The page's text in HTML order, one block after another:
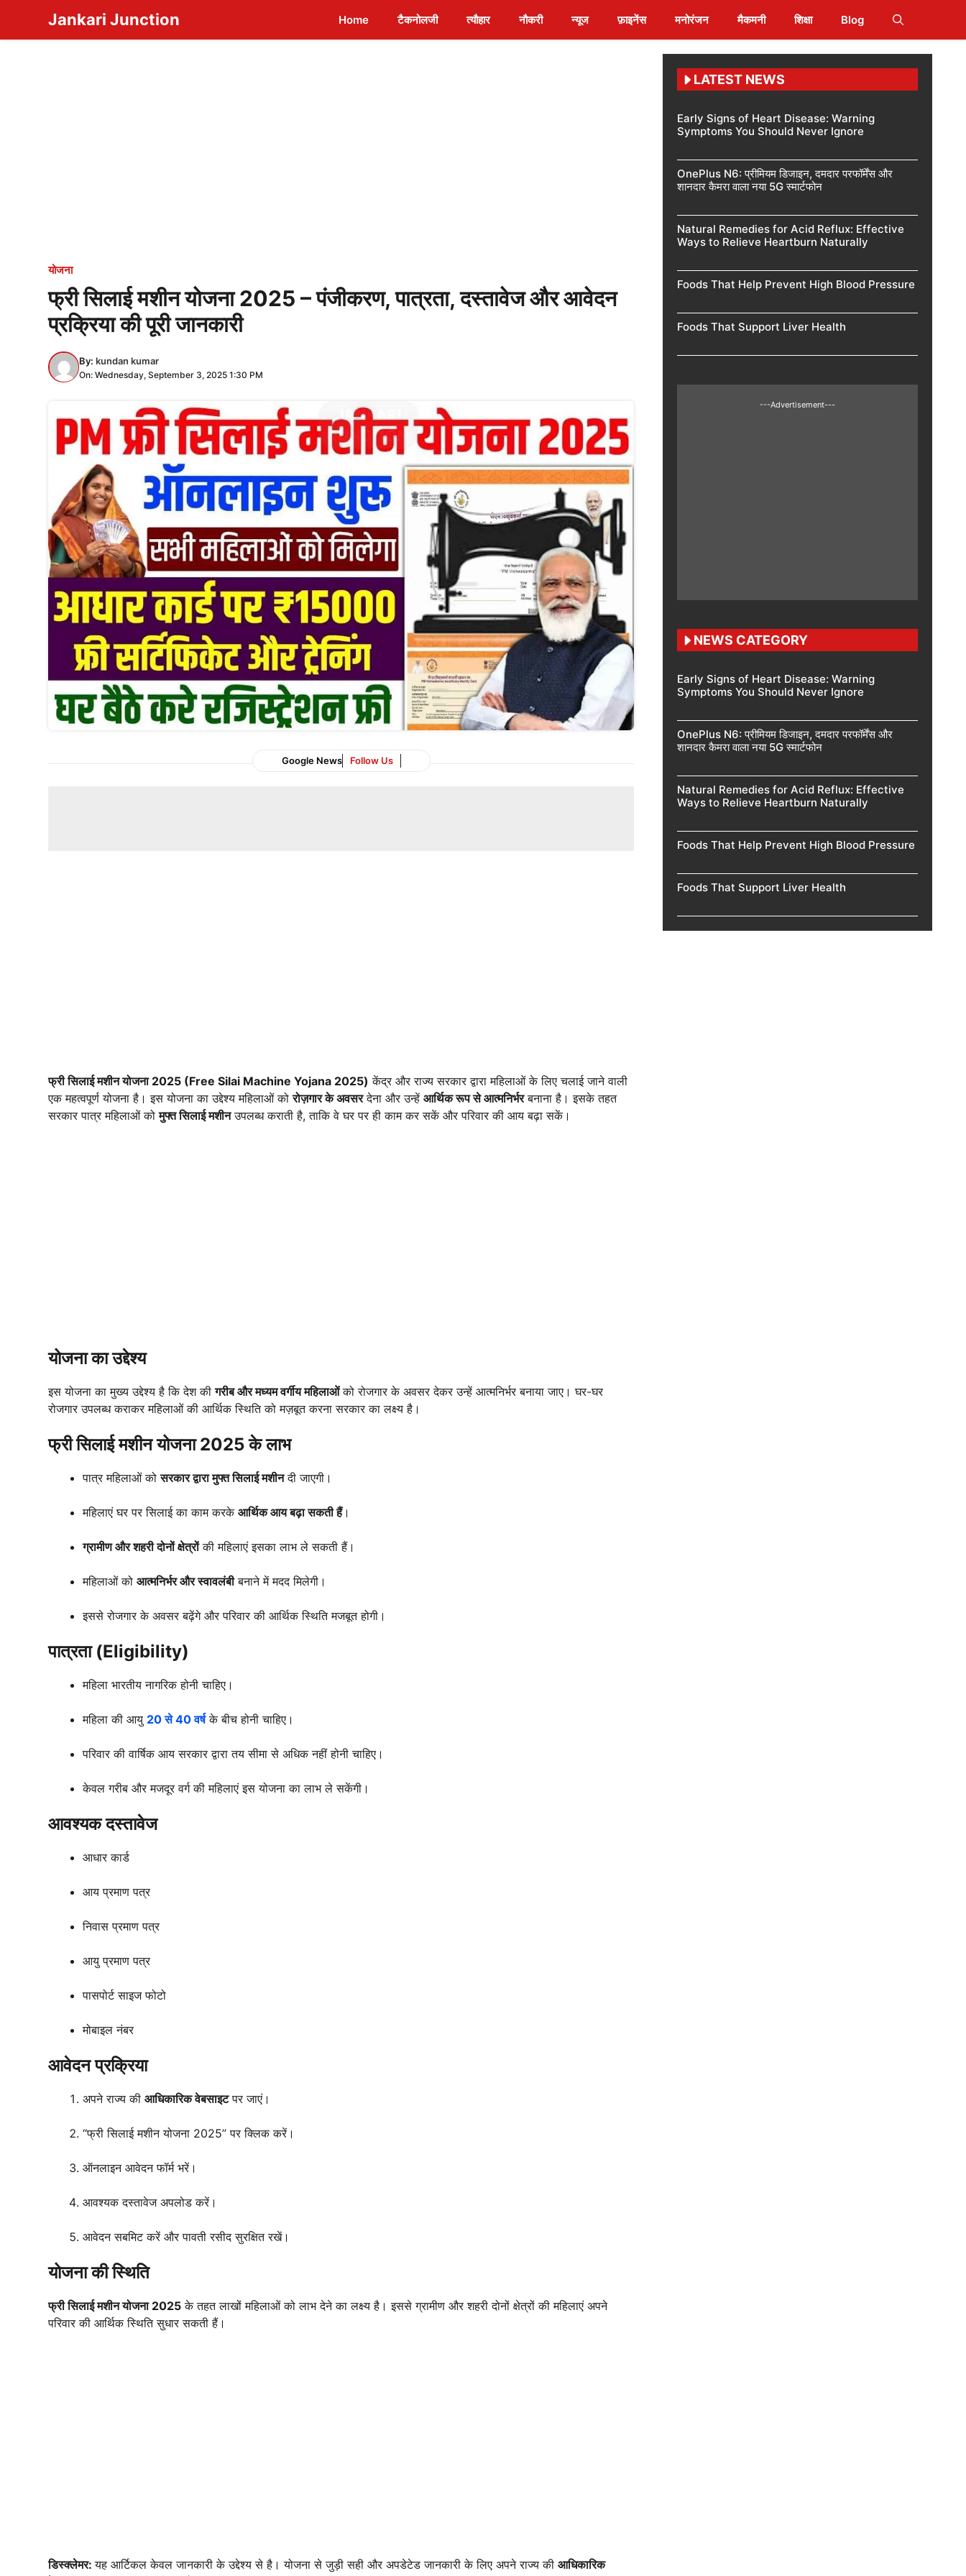
content
Jankari Junction Home टैकनोलजी त्यौहार नौकरी न्यूज फ़ाइनेंस मनोरंजन मैकमनी शिक्षा Blog
योजना
फ्री सिलाई मशीन योजना 2025 – पंजीकरण, पात्रता, दस्तावेज और आवेदन
प्रक्रिया की पूरी जानकारी
By: kundan kumar
On: Wednesday, September 3, 2025 1:30 PM
Google News Follow Us
फ्री सिलाई मशीन योजना 2025 (Free Silai Machine Yojana 2025) केंद्र और राज्य सरकार द्वारा महिलाओं के लिए चलाई जाने वाली
एक महत्वपूर्ण योजना है। इस योजना का उद्देश्य महिलाओं कोरोज़गार के अवसरदेना और उन्हें आर्थिक रूप से आत्मनिर्भरबनाना है। इसके तहत
सरकार पात्र महिलाओं कोमुफ्त सिलाई मशीनउपलब्ध कराती है, ताकि वे घर पर ही काम कर सकें और परिवार की आय बढ़ा सकें।
योजना का उद्देश्य
इस योजना का मुख्य उद्देश्य है कि देश कीगरीब और मध्यम वर्गीय महिलाओंको रोजगार के अवसर देकर उन्हें आत्मनिर्भर बनाया जाए। घर-घर
रोजगार उपलब्ध कराकर महिलाओं की आर्थिक स्थिति को मज़बूत करना सरकार का लक्ष्य है।
फ्री सिलाई मशीन योजना 2025 के लाभ
पात्र महिलाओं कोसरकार द्वारा मुफ्त सिलाई मशीनदी जाएगी।
महिलाएं घर पर सिलाई का काम करके आर्थिक आय बढ़ा सकती हैं।
ग्रामीण और शहरी दोनों क्षेत्रोंकी महिलाएं इसका लाभ ले सकती हैं।
महिलाओं को आत्मनिर्भर और स्वावलंबीबनाने में मदद मिलेगी।
इससे रोजगार के अवसर बढ़ेंगे और परिवार की आर्थिक स्थिति मजबूत होगी।
पात्रता (Eligibility)
महिला भारतीय नागरिक होनी चाहिए।
महिला की आयु 20 से 40 वर्ष के बीच होनी चाहिए।
परिवार की वार्षिक आय सरकार द्वारा तय सीमा से अधिक नहीं होनी चाहिए।
केवल गरीब और मजदूर वर्ग की महिलाएं इस योजना का लाभ ले सकेंगी।
आवश्यक दस्तावेज
आधार कार्ड
आय प्रमाण पत्र
निवास प्रमाण पत्र
आयु प्रमाण पत्र
पासपोर्ट साइज फोटो
मोबाइल नंबर
आवेदन प्रक्रिया
अपने राज्य की आधिकारिक वेबसाइटपर जाएं।
“फ्री सिलाई मशीन योजना 2025” पर क्लिक करें।
ऑनलाइन आवेदन फॉर्म भरें।
आवश्यक दस्तावेज अपलोड करें।
आवेदन सबमिट करें और पावती रसीद सुरक्षित रखें।
योजना की स्थिति
फ्री सिलाई मशीन योजना 2025 के तहत लाखों महिलाओं को लाभ देने का लक्ष्य है। इससे ग्रामीण और शहरी दोनों क्षेत्रों की महिलाएं अपने
परिवार की आर्थिक स्थिति सुधार सकती हैं।
डिस्क्लेमर:यह आर्टिकल केवल जानकारी के उद्देश्य से है। योजना से जुड़ी सही और अपडेटेड जानकारी के लिए अपने राज्य की आधिकारिक
LATEST NEWS
Early Signs of Heart Disease: Warning
Symptoms You Should Never Ignore
OnePlus N6: प्रीमियम डिजाइन, दमदार परफॉर्मेंस और
शानदार कैमरा वाला नया 5G स्मार्टफोन
Natural Remedies for Acid Reflux: Effective
Ways to Relieve Heartburn Naturally
Foods That Help Prevent High Blood Pressure
Foods That Support Liver Health
---Advertisement---
NEWS CATEGORY
Early Signs of Heart Disease: Warning
Symptoms You Should Never Ignore
OnePlus N6: प्रीमियम डिजाइन, दमदार परफॉर्मेंस और
शानदार कैमरा वाला नया 5G स्मार्टफोन
Natural Remedies for Acid Reflux: Effective
Ways to Relieve Heartburn Naturally
Foods That Help Prevent High Blood Pressure
Foods That Support Liver Health